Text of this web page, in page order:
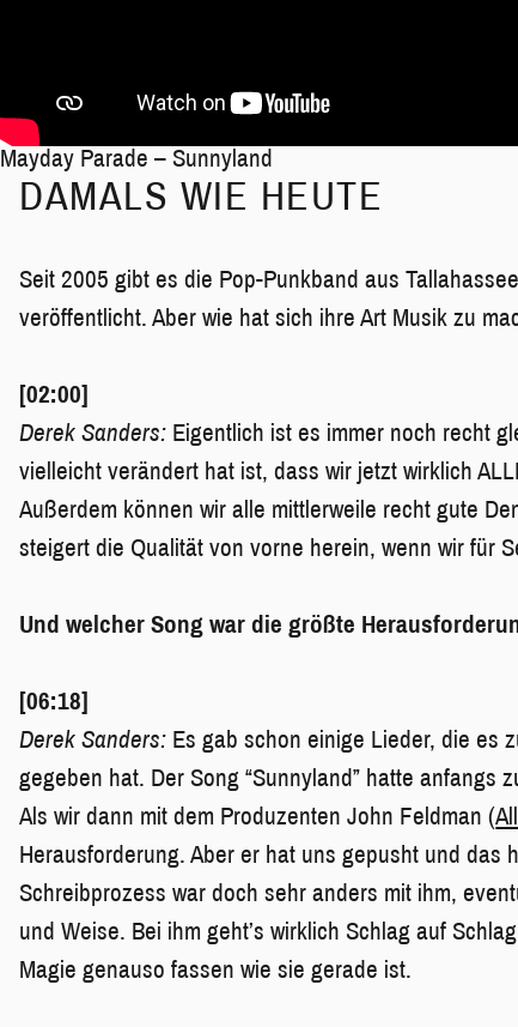
Mayday Parade – Sunnyland
DAMALS WIE HEUTE
Seit 2005 gibt es die Pop-Punkband aus
veröffentlicht. Aber wie hat sich ihre Art Musik zu
[02:00]
Derek Sanders: Eigentlich ist es immer noch recht
vielleicht verändert hat ist, dass wir jetzt wirklich
Außerdem können wir alle mittlerweile recht gute
steigert die Qualität von vorne herein, wenn wir für
Und welcher Song war die größte
[06:18]
Derek Sanders: Es gab schon einige Lieder, die es
gegeben hat. Der Song “Sunnyland” hatte anfangs
Als wir dann mit dem Produzenten John Feldman (
Herausforderung. Aber er hat uns gepusht und das
Schreibprozess war doch sehr anders mit ihm,
und Weise. Bei ihm geht’s wirklich Schlag auf
Magie genauso fassen wie sie gerade ist.